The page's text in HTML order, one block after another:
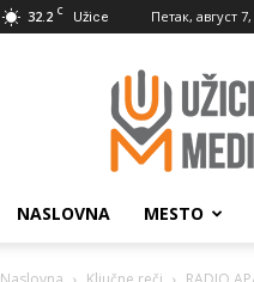
32.2 C Užice Петак, август
NASLOVNA MESTO